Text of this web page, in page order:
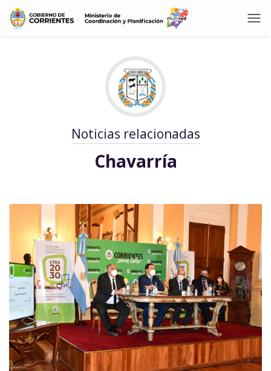
Noticias relacionadas
Chavarría